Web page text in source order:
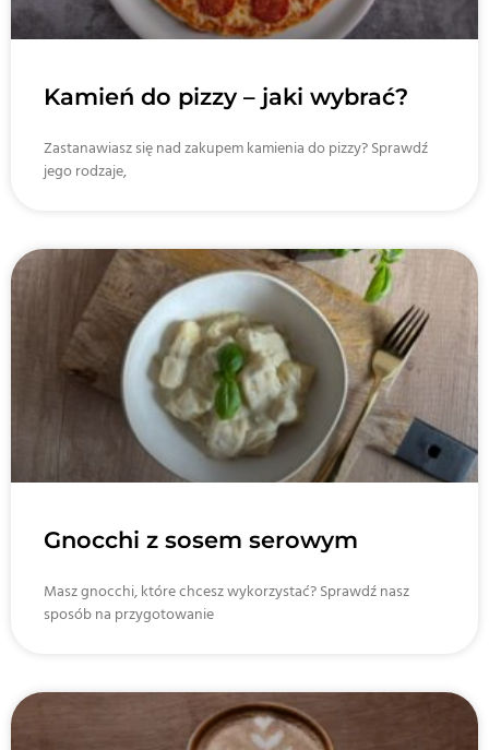
Kamień do pizzy – jaki wybrać?
Zastanawiasz się nad zakupem kamienia do pizzy? Sprawdź
jego rodzaje,
Gnocchi z sosem serowym
Masz gnocchi, które chcesz wykorzystać? Sprawdź nasz
sposób na przygotowanie